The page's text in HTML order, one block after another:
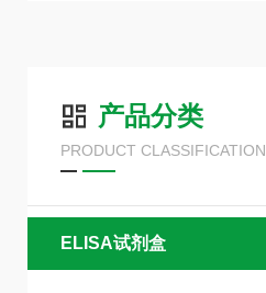
产品分类
PRODUCT CLASSIFICATION
ELISA试剂盒